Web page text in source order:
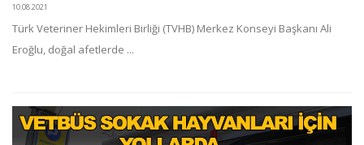
10.08.2021
Türk Veteriner Hekimleri Birliği (TVHB) Merkez Konseyi Başkanı Ali
Eroğlu, doğal afetlerde ...